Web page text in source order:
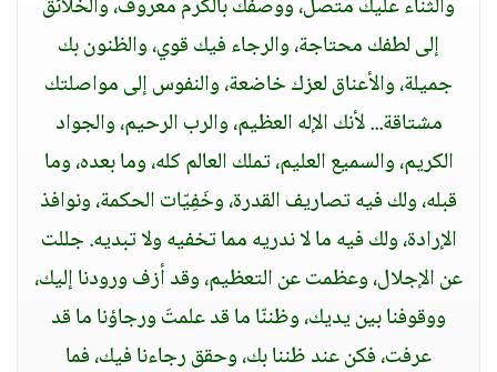
والثناء عليك متصل، ووصفك بالكرم معروف، والخلائق
إلى لطفك محتاجة، والرجاء فيك قوي، والظنون بك
جميلة، والأعناق لعزك خاضعة، والنفوس إلى مواصلتك
مشتاقة... لأنك الإله العظيم، والرب الرحيم، والجواد
الكريم، والسميع العليم، تملك العالم كله، وما بعده، وما
قبله، ولك فيه تصاريف القدرة، وخَفِيّات الحكمة، ونوافذ
الإرادة، ولك فيه ما لا ندريه مما تخفيه ولا تبديه. جللت
عن الإجلال، وعظمت عن التعظيم، وقد أزف ورودنا إليك،
ووقوفنا بين يديك، وظننّا ما قد علمتَ ورجاؤنا ما قد
عرفت، فكن عند ظننا بك، وحقق رجاءنا فيك، فما